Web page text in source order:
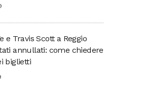
e Travis Scott a Reggio
annullati: come chiedere
biglietti